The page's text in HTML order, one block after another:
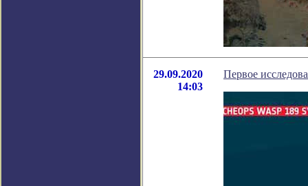
29.09.2020
14:03
Первое